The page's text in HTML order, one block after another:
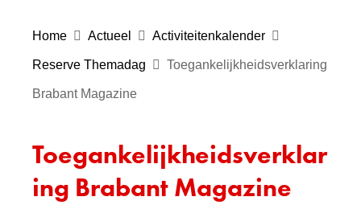
Home Actueel Activiteitenkalender
Reserve Themadag Toegankelijkheidsverklaring
Brabant Magazine
Toegankelijkheidsverklar
ing Brabant Magazine